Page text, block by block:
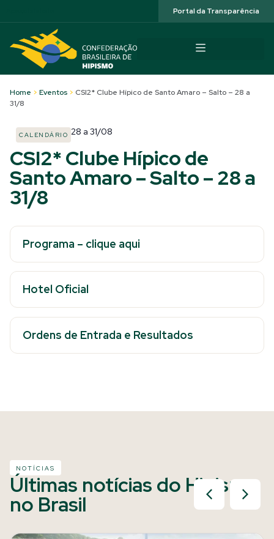
Portal da Transparência
Home > Eventos > CSI2* Clube Hípico de Santo Amaro – Salto – 28 a
31/8
CALENDÁRIO 28 a 31/08
CSI2* Clube Hípico de
Santo Amaro – Salto – 28 a
31/8
Programa – clique aqui
Hotel Oficial
Ordens de Entrada e Resultados
NOTÍCIAS
Últimas notícias do Hipismo
no Brasil